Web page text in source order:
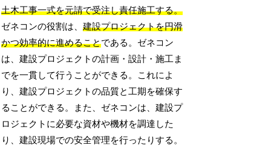
土木工事一式を元請で受注し責任施工する。
ゼネコンの役割は、建設プロジェクトを円滑
かつ効率的に進めることである。ゼネコン
は、建設プロジェクトの計画・設計・施工ま
でを一貫して行うことができる。これによ
り、建設プロジェクトの品質と工期を確保す
ることができる。また、ゼネコンは、建設プ
ロジェクトに必要な資材や機材を調達した
り、建設現場での安全管理を行ったりする。